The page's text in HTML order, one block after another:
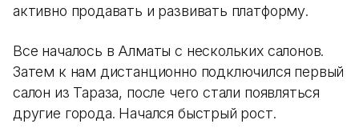
активно продавать и развивать платформу.
Все началось в Алматы с нескольких салонов.
Затем к нам дистанционно подключился первый
салон из Тараза, после чего стали появляться
другие города. Начался быстрый рост.